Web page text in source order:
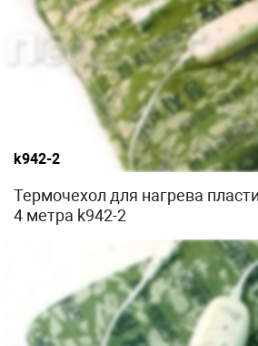
k942-2
Термочехол для нагрева
4 метра k942-2